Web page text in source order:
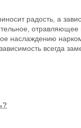
радость, а
отравляющее
наслаждению
всегда